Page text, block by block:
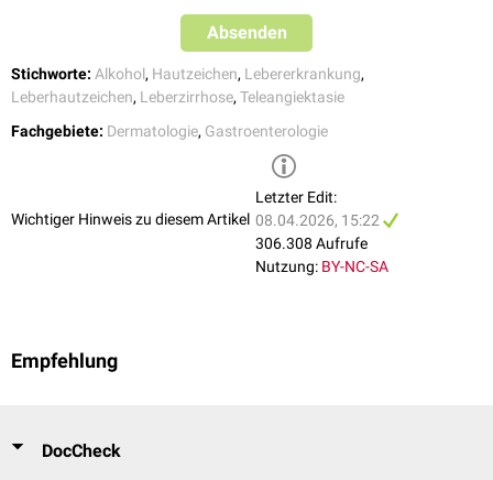
Absenden
Stichworte: Alkohol, Hautzeichen, Lebererkrankung,
Leberhautzeichen, Leberzirrhose, Teleangiektasie
Fachgebiete: Dermatologie, Gastroenterologie
Wichtiger Hinweis zu diesem Artikel
Letzter Edit:
08.04.2026, 15:22
306.308 Aufrufe
Nutzung: BY-NC-SA
Empfehlung
DocCheck